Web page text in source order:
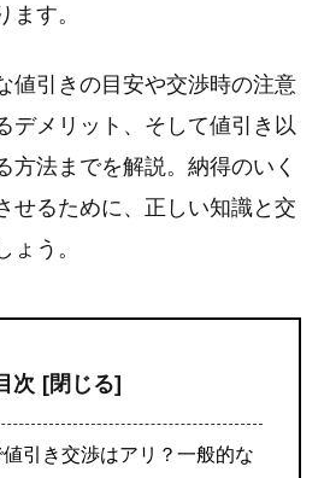
ます。
値引きの目安や交渉時の注意
デメリット、そして値引き以
方法までを解説。納得のいく
せるために、正しい知識と交
ょう。
次
引き交渉はアリ？一般的な